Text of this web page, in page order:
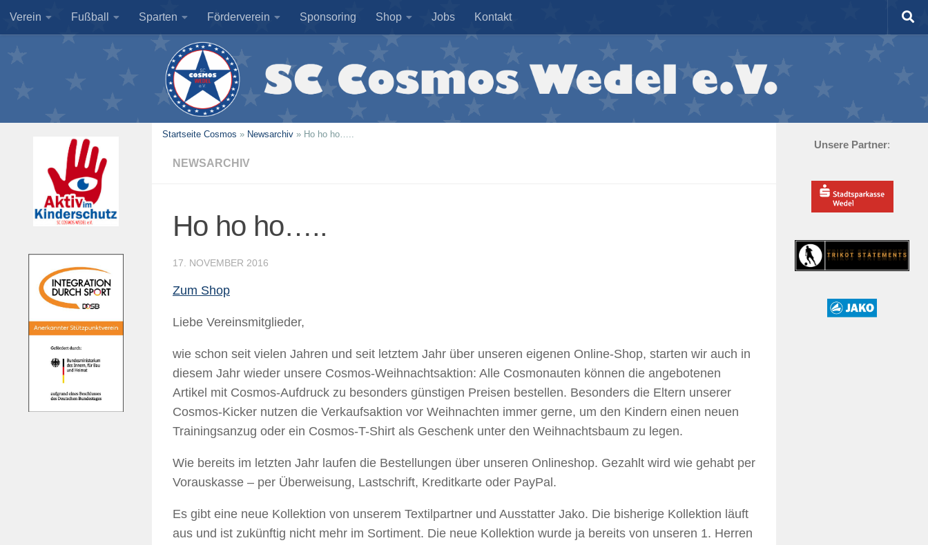
Zum Inhalt springen
Verein Fußball Sparten Förderverein Sponsoring Shop Jobs Kontakt
Startseite Cosmos » Newsarchiv » Ho ho ho…..
NEWSARCHIV
Ho ho ho…..
17. NOVEMBER 2016
Zum Shop
Liebe Vereinsmitglieder,
wie schon seit vielen Jahren und seit letztem Jahr über unseren eigenen Online-Shop, starten wir auch in
diesem Jahr wieder unsere Cosmos-Weihnachtsaktion: Alle Cosmonauten können die angebotenen
Artikel mit Cosmos-Aufdruck zu besonders günstigen Preisen bestellen. Besonders die Eltern unserer
Cosmos-Kicker nutzen die Verkaufsaktion vor Weihnachten immer gerne, um den Kindern einen neuen
Trainingsanzug oder ein Cosmos-T-Shirt als Geschenk unter den Weihnachtsbaum zu legen.
Wie bereits im letzten Jahr laufen die Bestellungen über unseren Onlineshop. Gezahlt wird wie gehabt per
Vorauskasse – per Überweisung, Lastschrift, Kreditkarte oder PayPal.
Es gibt eine neue Kollektion von unserem Textilpartner und Ausstatter Jako. Die bisherige Kollektion läuft
aus und ist zukünftig nicht mehr im Sortiment. Die neue Kollektion wurde ja bereits von unseren 1. Herren
Unsere Partner: